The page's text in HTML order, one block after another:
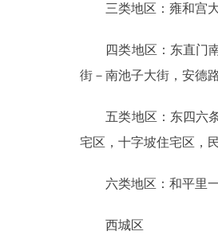
三类地区：雍和宫大
四类地区：东直门南
街－南池子大街，安德
五类地区：东四六条
宅区，十字坡住宅区，
六类地区：和平里一
西城区